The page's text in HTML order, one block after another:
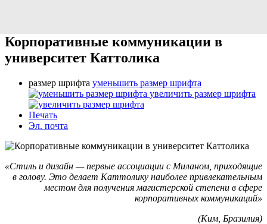
Корпоративные коммуникации в
университет Каттолика
размер шрифта уменьшить размер шрифта
увеличить размер шрифта
Печать
Эл. почта
«Стиль и дизайн — первые ассоциации с Миланом, приходящие
в голову. Это делает Каттолику наиболее привлекательным
местом для получения магистерской степени в сфере
корпоративных коммуникаций»
(Ким, Бразилия)